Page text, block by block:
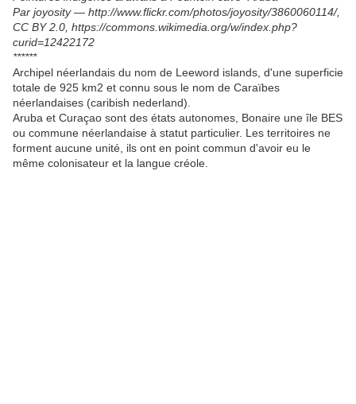
Par joyosity — http://www.flickr.com/photos/joyosity/3860060114/,
CC BY 2.0, https://commons.wikimedia.org/w/index.php?
curid=12422172
******
Archipel néerlandais du nom de Leeword islands, d'une superficie
totale de 925 km2 et connu sous le nom de Caraïbes
néerlandaises (caribish nederland).
Aruba et Curaçao sont des états autonomes, Bonaire une île BES
ou commune néerlandaise à statut particulier. Les territoires ne
forment aucune unité, ils ont en point commun d'avoir eu le
même colonisateur et la langue créole.